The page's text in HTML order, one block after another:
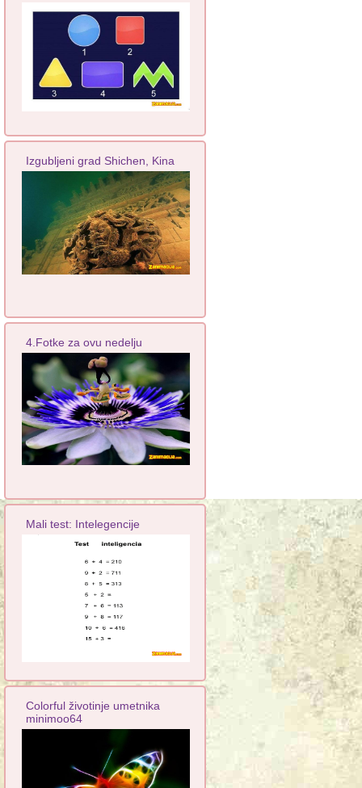
Izgubljeni grad Shichen, Kina
4.Fotke za ovu nedelju
Mali test: Intelegencije
Colorful životinje umetnika
minimoo64